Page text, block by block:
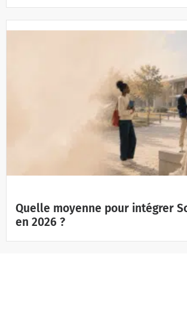
Quelle moyenne pour intégrer
en 2026 ?